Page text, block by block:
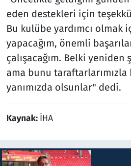
eden destekleri için
Bu kulübe yardımcı olmak
yapacağım, önemli
çalışacağım. Belki
ama bunu
yanımızda olsunlar" dedi.
Kaynak: İHA